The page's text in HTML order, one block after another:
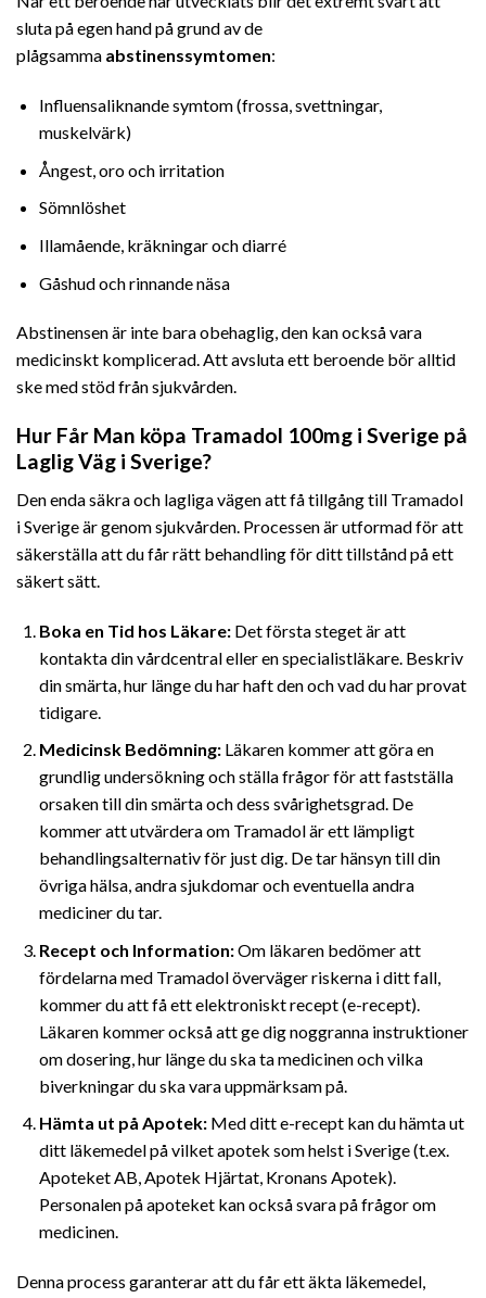
sluta på egen hand på grund av de
plågsamma abstinenssymtomen:
Influensaliknande symtom (frossa, svettningar,
muskelvärk)
Ångest, oro och irritation
Sömnlöshet
Illamående, kräkningar och diarré
Gåshud och rinnande näsa
Abstinensen är inte bara obehaglig, den kan också vara
medicinskt komplicerad. Att avsluta ett beroende bör alltid
ske med stöd från sjukvården.
Hur Får Man köpa Tramadol 100mg i Sverige på
Laglig Väg i Sverige?
Den enda säkra och lagliga vägen att få tillgång till Tramadol
i Sverige är genom sjukvården. Processen är utformad för att
säkerställa att du får rätt behandling för ditt tillstånd på ett
säkert sätt.
Boka en Tid hos Läkare:Det första steget är att
kontakta din vårdcentral eller en specialistläkare. Beskriv
din smärta, hur länge du har haft den och vad du har provat
tidigare.
Medicinsk Bedömning:Läkaren kommer att göra en
grundlig undersökning och ställa frågor för att fastställa
orsaken till din smärta och dess svårighetsgrad. De
kommer att utvärdera om Tramadol är ett lämpligt
behandlingsalternativ för just dig. De tar hänsyn till din
övriga hälsa, andra sjukdomar och eventuella andra
mediciner du tar.
Recept och Information:Om läkaren bedömer att
fördelarna med Tramadol överväger riskerna i ditt fall,
kommer du att få ett elektroniskt recept (e-recept).
Läkaren kommer också att ge dig noggranna instruktioner
om dosering, hur länge du ska ta medicinen och vilka
biverkningar du ska vara uppmärksam på.
Hämta ut på Apotek:Med ditt e-recept kan du hämta ut
ditt läkemedel på vilket apotek som helst i Sverige (t.ex.
Apoteket AB, Apotek Hjärtat, Kronans Apotek).
Personalen på apoteket kan också svara på frågor om
medicinen.
Denna process garanterar att du får ett äkta läkemedel,